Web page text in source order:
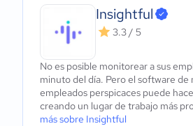
Insightful
3.3 / 5
No es posible monitorear a sus
minuto del día. Pero el software
empleados perspicaces puede
creando un lugar de trabajo más
más sobre Insightful